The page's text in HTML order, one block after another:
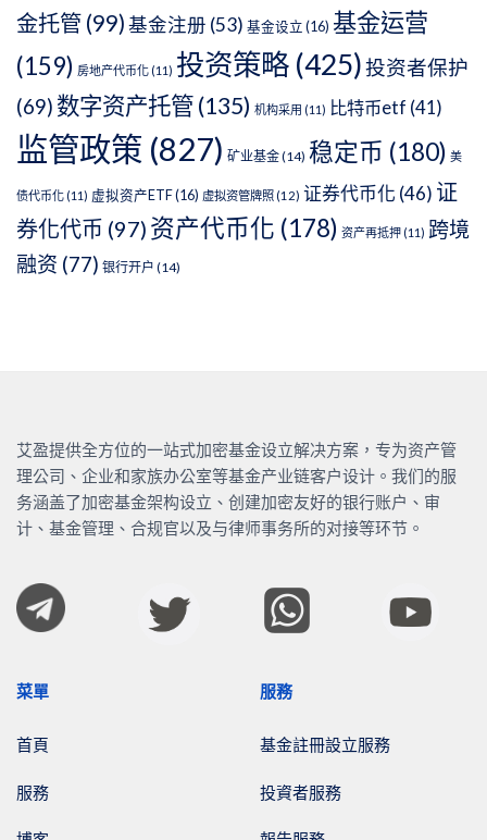
金托管 (99)基金注册 (53) 基金设立 (16) 基金运营
(159) 房地产代币化 (11) 投资策略 (425)投资者保护
(69) 数字资产托管(135) 机构采用 (11) 比特币etf (41)
监管政策 (827) 矿业基金(14) 稳定币 (180) 美
债代币化 (11) 虚拟资产ETF(16) 虚拟资管牌照 (12) 证券代币化 (46) 证
券化代币 (97) 资产代币化 (178) 资产再抵押 (11) 跨境
融资 (77) 银行开户 (14)
艾盈提供全方位的一站式加密基金设立解决方案，专为资产管
理公司、企业和家族办公室等基金产业链客户设计。我们的服
务涵盖了加密基金架构设立、创建加密友好的银行账户、审
计、基金管理、合规官以及与律师事务所的对接等环节。
菜單
首頁
服務
服務
基金註冊設立服務
投資者服務